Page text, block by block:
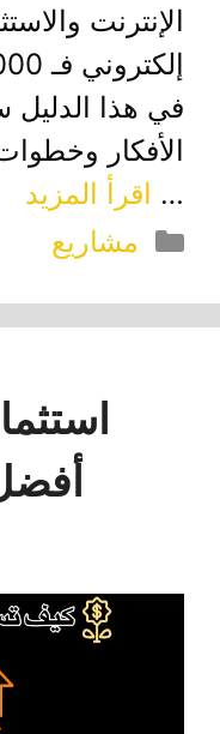
الإنترنت
في هذا
الأفكار
… اقرأ المزيد
التصنيفات
مشاريع
أفضل 5